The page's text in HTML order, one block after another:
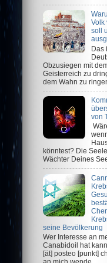
Volk
soll
Das
Obzusiegen mit
Geisterreich zu
dem Wahn zu
von
könntest? Die
Wächter Deines
seine Bevölkerung
Wer Interesse an
Canabidoil hat
[ät] posteo [punkt]